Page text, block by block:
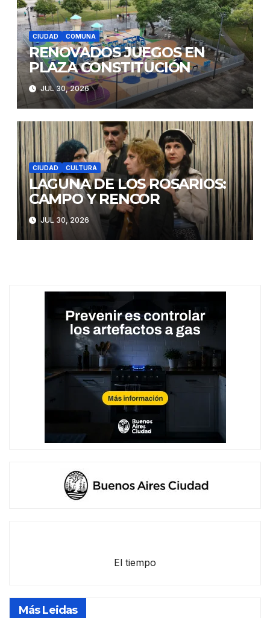
CIUDAD COMUNA
RENOVADOS JUEGOS EN
PLAZA CONSTITUCIÓN
JUL 30, 2026
CIUDAD CULTURA
LAGUNA DE LOS ROSARIOS:
CAMPO Y RENCOR
JUL 30, 2026
El tiempo
Más Leidas